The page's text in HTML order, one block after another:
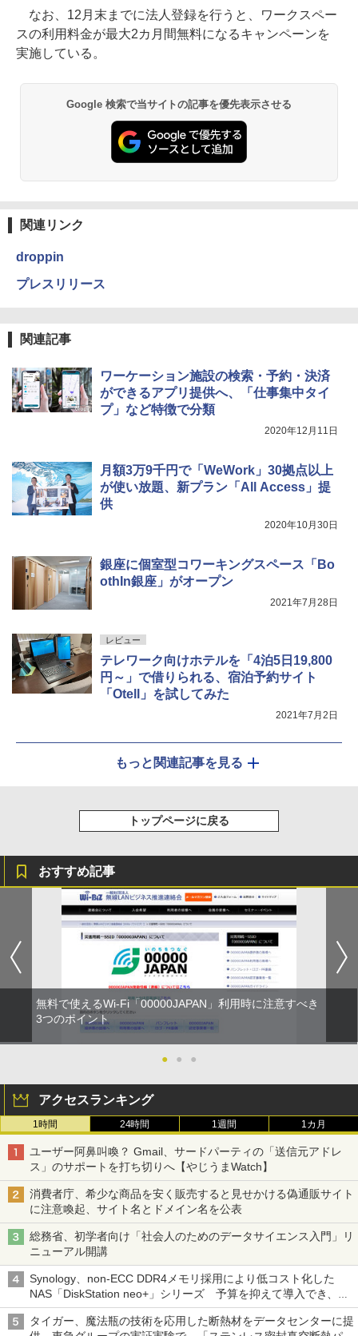
なお、12月末までに法人登録を行うと、ワークスペー
スの利用料金が最大2カ月間無料になるキャンペーンを
実施している。
Google 検索で当サイトの記事を優先表示させる
関連リンク
droppin
プレスリリース
関連記事
ワーケーション施設の検索・予約・決済
ができるアプリ提供へ、「仕事集中タイ
プ」など特徴で分類
2020年12月11日
月額3万9千円で「WeWork」30拠点以上
が使い放題、新プラン「All Access」提
供
2020年10月30日
銀座に個室型コワーキングスペース「Bo
othIn銀座」がオープン
2021年7月28日
レビュー
テレワーク向けホテルを「4泊5日19,800
円～」で借りられる、宿泊予約サイト
「Otell」を試してみた
2021年7月2日
もっと関連記事を見る
トップページに戻る
おすすめ記事
無料で使えるWi-Fi「00000JAPAN」利用時に注意すべき
3つのポイント
● ● ●
アクセスランキング
1時間 24時間 1週間 1カ月
ユーザー阿鼻叫喚？ Gmail、サードパーティの「送信元アドレ
ス」のサポートを打ち切りへ【やじうまWatch】
消費者庁、希少な商品を安く販売すると見せかける偽通販サイト
に注意喚起、サイト名とドメイン名を公表
総務省、初学者向け「社会人のためのデータサイエンス入門」リ
ニューアル開講
Synology、non-ECC DDR4メモリ採用により低コスト化した
NAS「DiskStation neo+」シリーズ 予算を抑えて導入でき、
ECCメモリへのアップグレードも可能
タイガー、魔法瓶の技術を応用した断熱材をデータセンターに提